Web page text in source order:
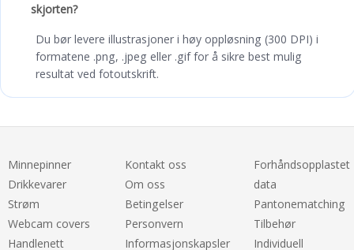
skjorten?
Du bør levere illustrasjoner i høy oppløsning (300 DPI) i
formatene .png, .jpeg eller .gif for å sikre best mulig
resultat ved fotoutskrift.
Minnepinner
Drikkevarer
Strøm
Webcam covers
Handlenett
Kontakt oss
Om oss
Betingelser
Personvern
Informasjonskapsler
Forhåndsopplastet
data
Pantonematching
Tilbehør
Individuell